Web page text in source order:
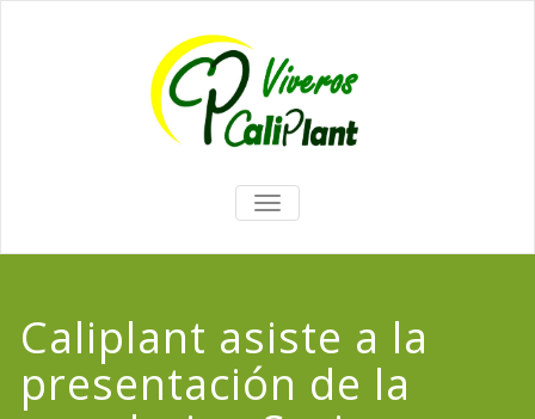
TOGGLE
NAVIGATION
Caliplant asiste a la
presentación de la